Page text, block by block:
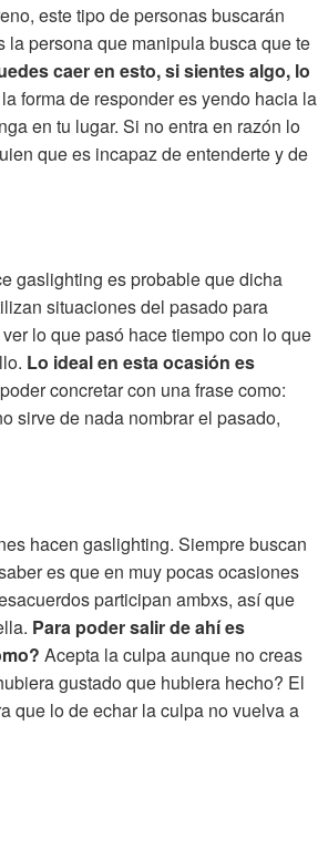
este tipo de personas buscarán
persona que manipula busca que te
caer en esto, si sientes algo, lo
forma de responder es yendo hacia la
en tu lugar. Si no entra en razón lo
que es incapaz de entenderte y de
gaslighting es probable que dicha
situaciones del pasado para
lo que pasó hace tiempo con lo que
Lo ideal en esta ocasión es
concretar con una frase como:
sirve de nada nombrar el pasado,
hacen gaslighting. Siempre buscan
es que en muy pocas ocasiones
participan ambxs, así que
Para poder salir de ahí es
Acepta la culpa aunque no creas
gustado que hubiera hecho? El
que lo de echar la culpa no vuelva a